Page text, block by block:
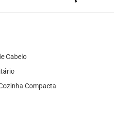
Cabelo
Compacta